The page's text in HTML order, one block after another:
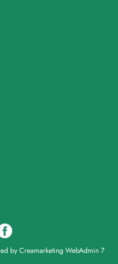
by Creamarketing WebAdmin 7